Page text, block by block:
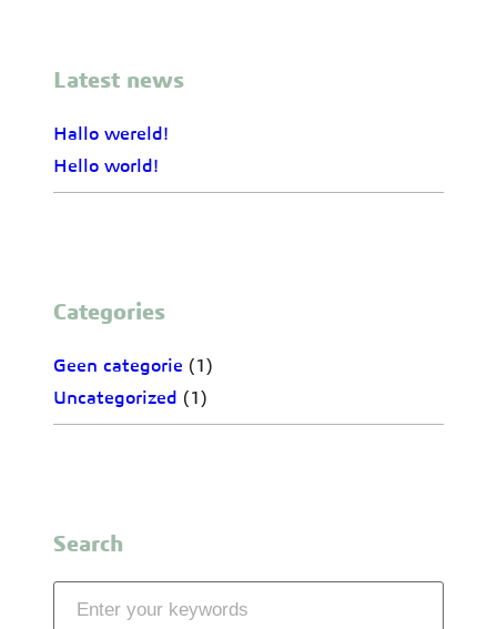
Latest news
Hallo wereld!
Hello world!
Categories
Geen categorie (1)
Uncategorized (1)
Search